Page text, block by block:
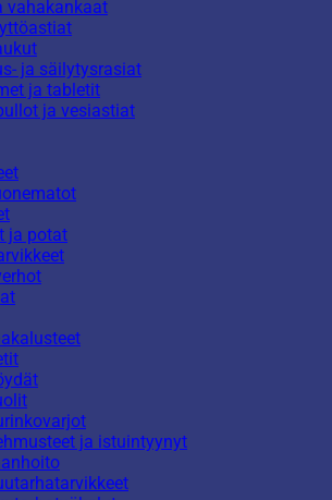
vahakankaat
ja säilytysrasiat
ja tabletit
ja vesiastiat
ja potat
ja istuintyynyt